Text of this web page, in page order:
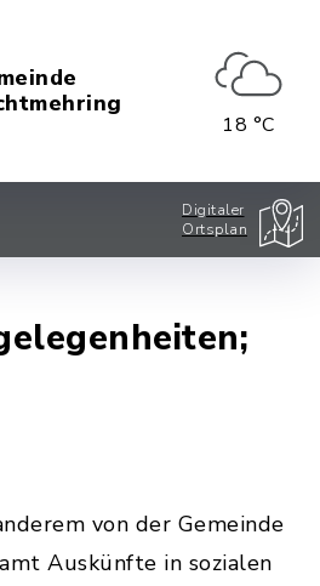
18 °C
Digitaler
Ortsplan
von der Gemeinde
Auskünfte in sozialen